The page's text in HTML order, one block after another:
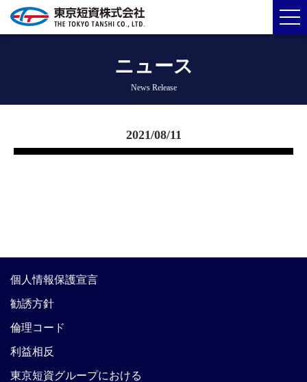
ニュース
News Release
2021/08/11
個人情報保護宣言
勧誘方針
倫理コード
利益相反
東京短資グループにおける